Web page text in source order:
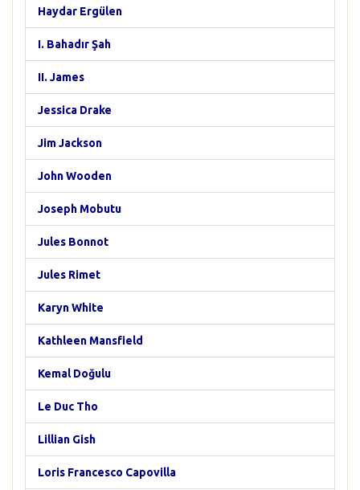
Haydar Ergülen
I. Bahadır Şah
II. James
Jessica Drake
Jim Jackson
John Wooden
Joseph Mobutu
Jules Bonnot
Jules Rimet
Karyn White
Kathleen Mansfield
Kemal Doğulu
Le Duc Tho
Lillian Gish
Loris Francesco Capovilla